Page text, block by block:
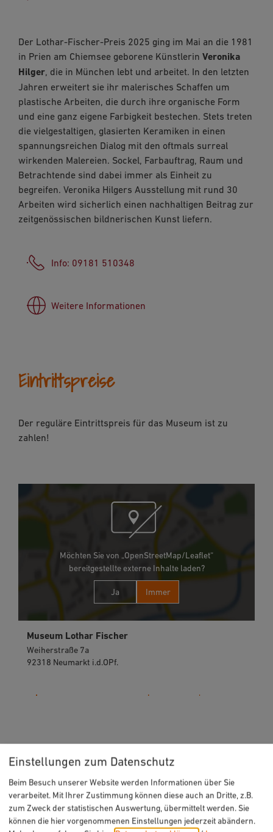
WhatsApp
Link kopieren
E-Mail
Der Lothar-Fischer-Preis 2025 ging im Mai an die 1981
in Prien am Chiemsee geborene Künstlerin Veronika
Hilger, die in München lebt und arbeitet. In den letzten
Jahren erweitert sie ihr malerisches Schaffen um
plastische Arbeiten, die durch ihre organische Form
und eine ganz eigene Farbigkeit bestechen. Stets treten
die vielgestaltigen, glasierten Keramiken in einen
spannungsreichen Dialog mit den oftmals surreal
wirkenden Malereien. Sockel, Farbauftrag, Raum und
Betrachtende sind dabei immer als Einheit zu
begreifen. Veronika Hilgers Ausstellung mit rund 30
Arbeiten wird sicherlich einen nachhaltigen Beitrag zur
zeitgenössischen bildnerischen Kunst liefern.
Info: 09181 510348
Weitere Informationen
Eintrittspreise
Der reguläre Eintrittspreis für das Museum ist zu
zahlen!
Möchten Sie von „OpenStreetMap/Leaflet“
bereitgestellte externe Inhalte laden?
Ja Immer
Museum Lothar Fischer
Weiherstraße 7a
92318 Neumarkt i.d.OPf.
Auch an diesem Ort
Einstellungen zum Datenschutz
Beim Besuch unserer Website werden Informationen über Sie
verarbeitet. Mit Ihrer Zustimmung können diese auch an Dritte, z.B.
zum Zweck der statistischen Auswertung, übermittelt werden. Sie
können die hier vorgenommenen Einstellungen jederzeit abändern.